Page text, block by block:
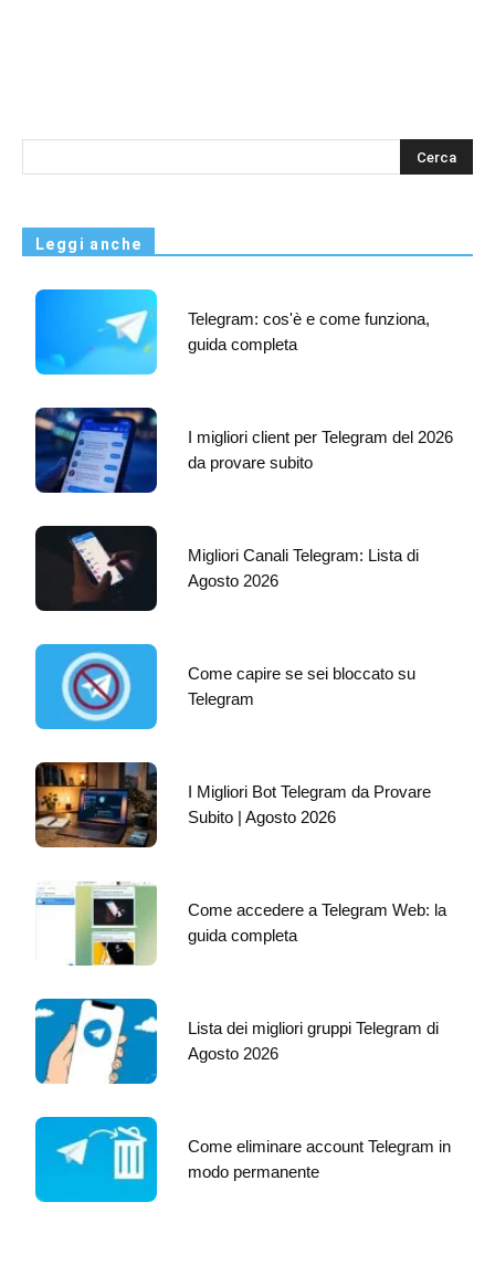
s
Leggi anche
Telegram: cos'è e come funziona,
guida completa
I migliori client per Telegram del 2026
da provare subito
Migliori Canali Telegram: Lista di
Agosto 2026
Come capire se sei bloccato su
Telegram
I Migliori Bot Telegram da Provare
Subito | Agosto 2026
Come accedere a Telegram Web: la
guida completa
Lista dei migliori gruppi Telegram di
Agosto 2026
Come eliminare account Telegram in
modo permanente